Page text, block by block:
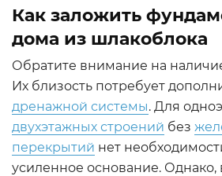
Как заложить
дома из шлакоблока
Обратите внимание на
Их близость потребует
дренажной системы. Для
двухэтажных строений без
перекрытий нет
усиленное основание. Однако,